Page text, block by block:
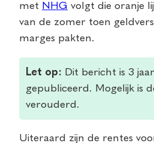
met NHG volgt die oranje
van de zomer toen
marges pakten.
Let op: Dit bericht is 3
gepubliceerd. Mogelijk is
verouderd.
Uiteraard zijn de rentes